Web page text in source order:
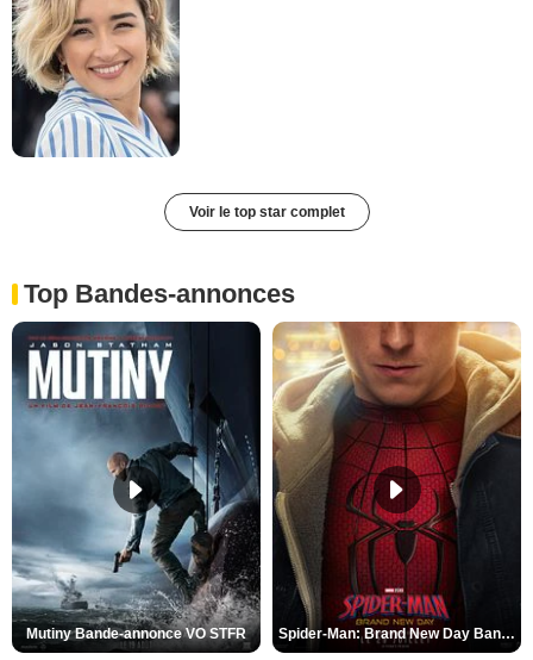
Voir le top star complet
Top Bandes-annonces
Mutiny Bande-annonce VO STFR Spider-Man: Brand New Day Bande-annonce VO STFR